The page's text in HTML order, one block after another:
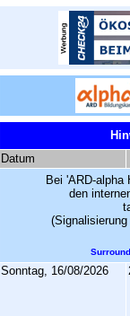
Datum
Bei 'ARD-alpha
den
Sonntag, 16/08/2026